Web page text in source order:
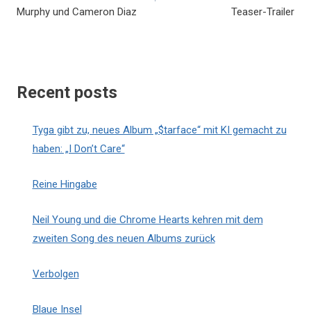
Murphy und Cameron Diaz
Teaser-Trailer
Recent posts
Tyga gibt zu, neues Album „$tarface“ mit KI gemacht zu
haben: „I Don’t Care“
Reine Hingabe
Neil Young und die Chrome Hearts kehren mit dem
zweiten Song des neuen Albums zurück
Verbolgen
Blaue Insel